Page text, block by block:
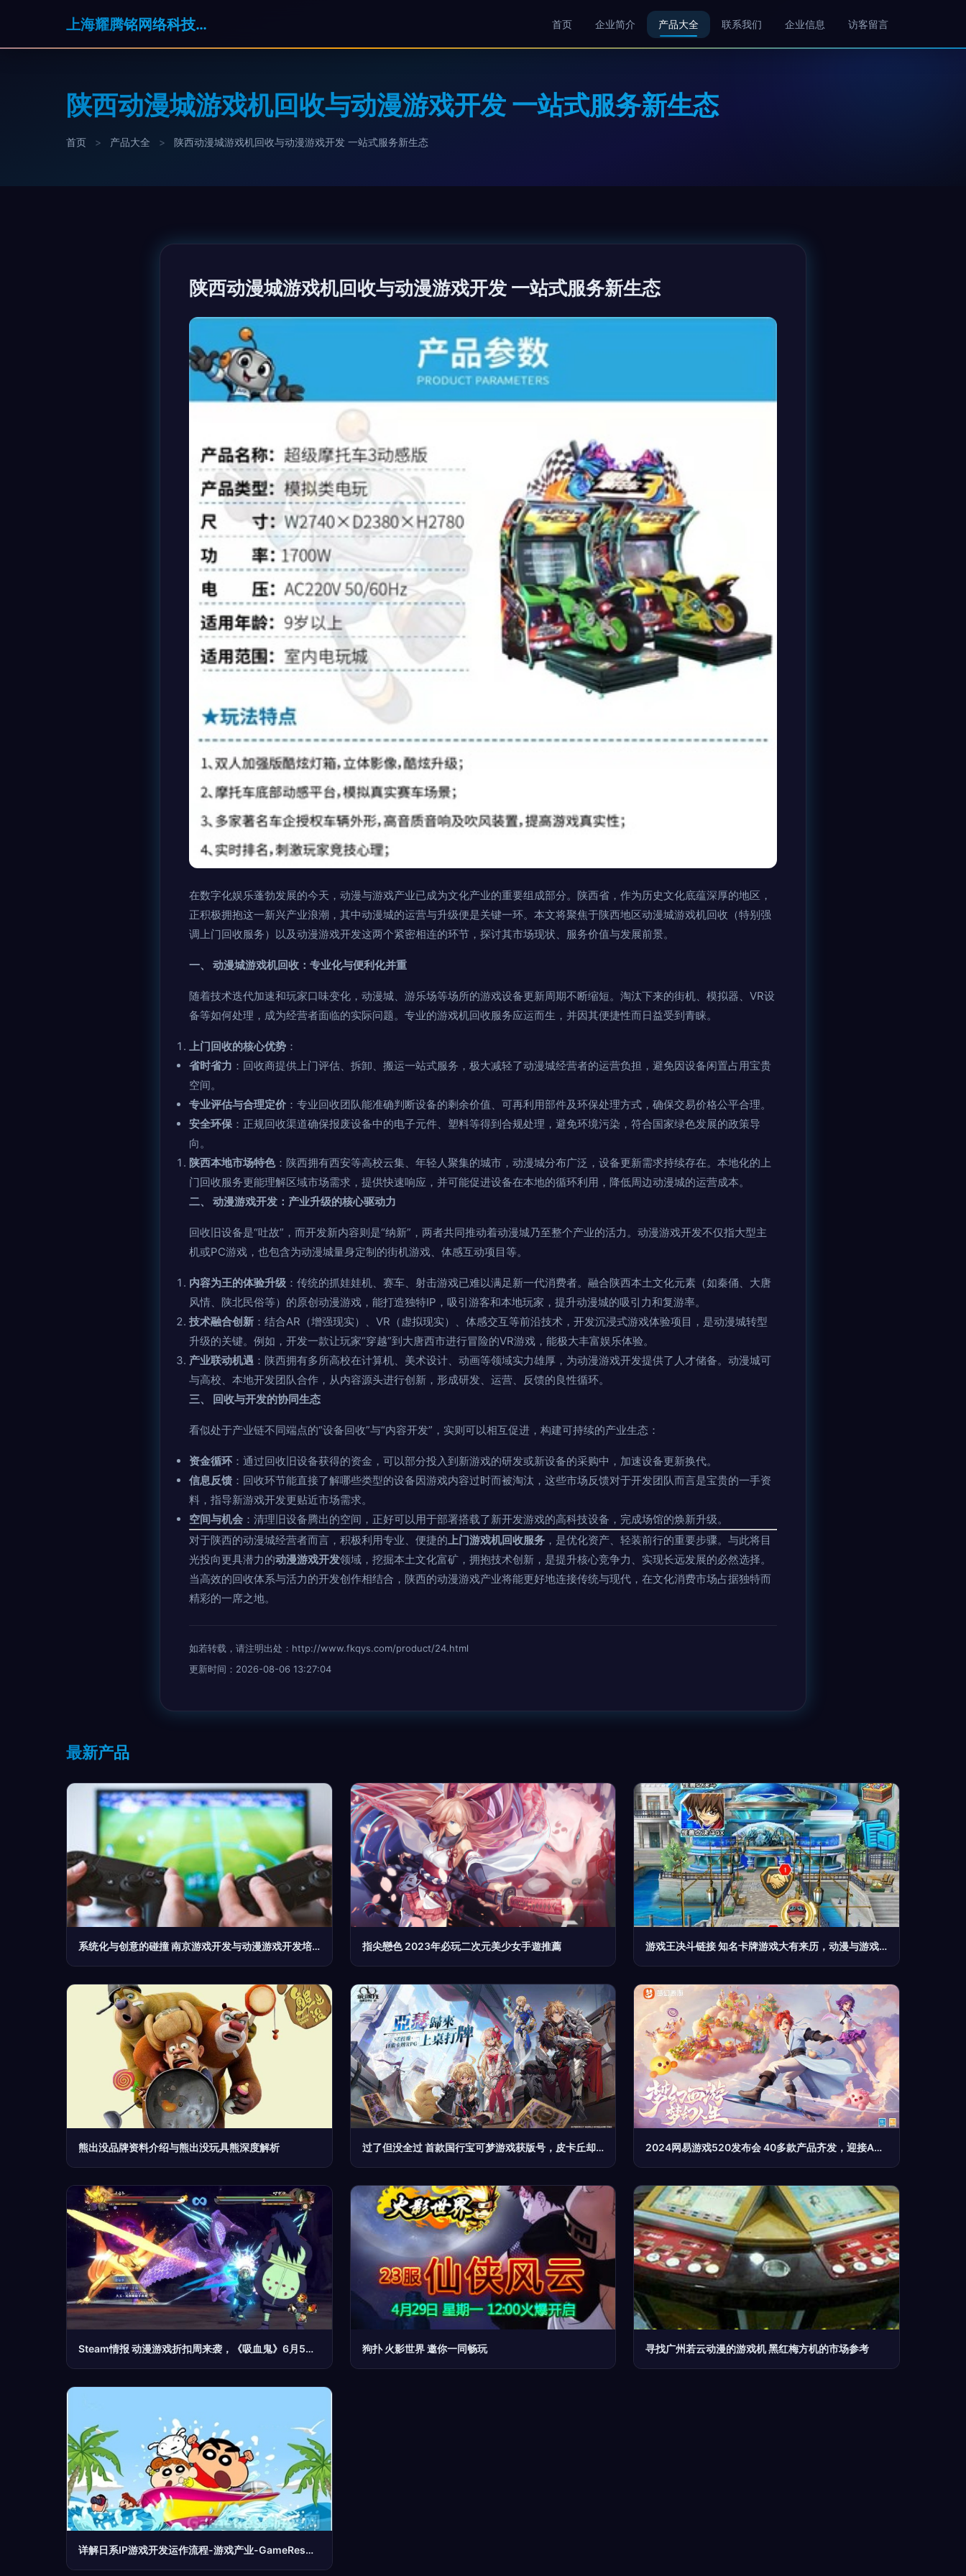
上海耀腾铭网络科技有限公司 首页 企业简介 产品大全 联系我们 企业信息 访客留言
陕西动漫城游戏机回收与动漫游戏开发 一站式服务新生态
首页 > 产品大全 > 陕西动漫城游戏机回收与动漫游戏开发 一站式服务新生态
陕西动漫城游戏机回收与动漫游戏开发 一站式服务新生态
在数字化娱乐蓬勃发展的今天，动漫与游戏产业已成为文化产业的重要组成部分。陕西省，作为历史文化底蕴深厚的地区，
正积极拥抱这一新兴产业浪潮，其中动漫城的运营与升级便是关键一环。本文将聚焦于陕西地区动漫城游戏机回收（特别强
调上门回收服务）以及动漫游戏开发这两个紧密相连的环节，探讨其市场现状、服务价值与发展前景。
一、 动漫城游戏机回收：专业化与便利化并重
随着技术迭代加速和玩家口味变化，动漫城、游乐场等场所的游戏设备更新周期不断缩短。淘汰下来的街机、模拟器、VR设
备等如何处理，成为经营者面临的实际问题。专业的游戏机回收服务应运而生，并因其便捷性而日益受到青睐。
上门回收的核心优势 ：
省时省力 ：回收商提供上门评估、拆卸、搬运一站式服务，极大减轻了动漫城经营者的运营负担，避免因设备闲置占用宝贵
空间。
专业评估与合理定价 ：专业回收团队能准确判断设备的剩余价值、可再利用部件及环保处理方式，确保交易价格公平合理。
安全环保 ：正规回收渠道确保报废设备中的电子元件、塑料等得到合规处理，避免环境污染，符合国家绿色发展的政策导
向。
陕西本地市场特色：陕西拥有西安等高校云集、年轻人聚集的城市，动漫城分布广泛，设备更新需求持续存在。本地化的上
门回收服务更能理解区域市场需求，提供快速响应，并可能促进设备在本地的循环利用，降低周边动漫城的运营成本。
二、 动漫游戏开发：产业升级的核心驱动力
回收旧设备是“吐故”，而开发新内容则是“纳新”，两者共同推动着动漫城乃至整个产业的活力。动漫游戏开发不仅指大型主
机或PC游戏，也包含为动漫城量身定制的街机游戏、体感互动项目等。
内容为王的体验升级 ：传统的抓娃娃机、赛车、射击游戏已难以满足新一代消费者。融合陕西本土文化元素（如秦俑、大唐
风情、陕北民俗等）的原创动漫游戏，能打造独特IP，吸引游客和本地玩家，提升动漫城的吸引力和复游率。
技术融合创新 ：结合AR（增强现实）、VR（虚拟现实）、体感交互等前沿技术，开发沉浸式游戏体验项目，是动漫城转型
升级的关键。例如，开发一款让玩家“穿越”到大唐西市进行冒险的VR游戏，能极大丰富娱乐体验。
产业联动机遇 ：陕西拥有多所高校在计算机、美术设计、动画等领域实力雄厚，为动漫游戏开发提供了人才储备。动漫城可
与高校、本地开发团队合作，从内容源头进行创新，形成研发、运营、反馈的良性循环。
三、 回收与开发的协同生态
看似处于产业链不同端点的“设备回收”与“内容开发”，实则可以相互促进，构建可持续的产业生态：
资金循环 ：通过回收旧设备获得的资金，可以部分投入到新游戏的研发或新设备的采购中，加速设备更新换代。
信息反馈 ：回收环节能直接了解哪些类型的设备因游戏内容过时而被淘汰，这些市场反馈对于开发团队而言是宝贵的一手资
料，指导新游戏开发更贴近市场需求。
空间与机会 ：清理旧设备腾出的空间，正好可以用于部署搭载了新开发游戏的高科技设备，完成场馆的焕新升级。
对于陕西的动漫城经营者而言，积极利用专业、便捷的上门游戏机回收服务 ，是优化资产、轻装前行的重要步骤。与此将目
光投向更具潜力的动漫游戏开发领域，挖掘本土文化富矿，拥抱技术创新，是提升核心竞争力、实现长远发展的必然选择。
当高效的回收体系与活力的开发创作相结合，陕西的动漫游戏产业将能更好地连接传统与现代，在文化消费市场占据独特而
精彩的一席之地。
如若转载，请注明出处：http://www.fkqys.com/product/24.html
更新时间：2026-08-06 13:27:04
最新产品
系统化与创意的碰撞 南京游戏开发与动漫游戏开发培训的竞争力解析 指尖戀色 2023年必玩二次元美少女手遊推薦 游戏王决斗链接 知名卡牌游戏大有来历，动漫与游戏的创意碰撞
熊出没品牌资料介绍与熊出没玩具熊深度解析 过了但没全过 首款国行宝可梦游戏获版号，皮卡丘却被挡住了 2024网易游戏520发布会 40多款产品齐发，迎接ACG开发新时代
Steam情报 动漫游戏折扣周来袭，《吸血鬼》6月5日发售，还有四款特惠游戏与深度开发新作 狗扑 火影世界 邀你一同畅玩 寻找广州若云动漫的游戏机 黑红梅方机的市场参考
详解日系IP游戏开发运作流程-游戏产业-GameRes游资网